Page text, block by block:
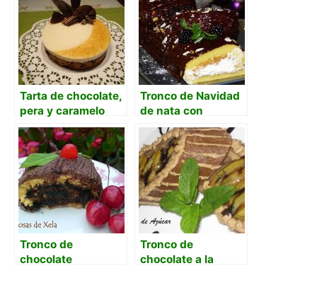
Tarta de chocolate,
pera y caramelo
Tronco de Navidad
de nata con
cobertura de
chocolate
Tronco de
chocolate
Tronco de
chocolate a la